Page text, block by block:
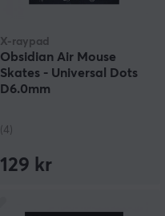
X-raypad
Obsidian Air Mouse
Skates - Universal Dots
D6.0mm
(4)
129 kr